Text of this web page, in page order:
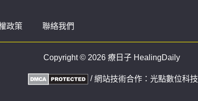
政策 聯絡我們
Copyright © 2026 療日子 HealingDaily
/網站技術合作： 光點數位科技